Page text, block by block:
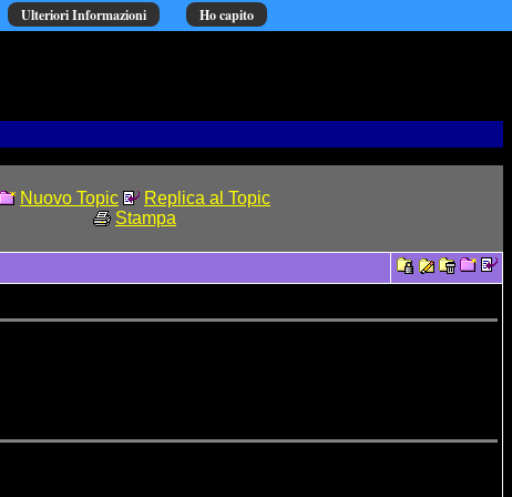
Nuovo Topic
Replica al Topic
Stampa
Ulteriori Informazioni Ho capito